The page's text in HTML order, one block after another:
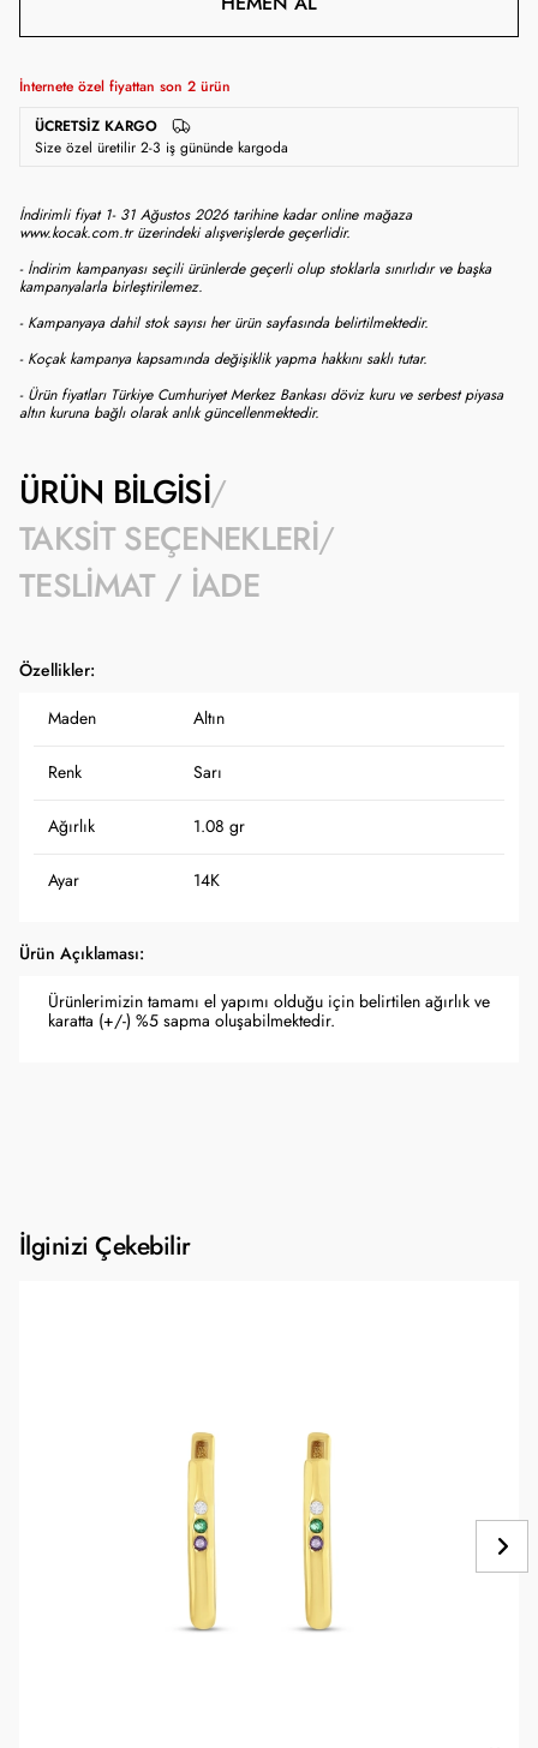
İnternete özel fiyattan son 2 ürün
ÜCRETSIZ KARGO
Size özel üretilir 2-3 iş gününde kargoda
İndirimli fiyat 1- 31 Ağustos 2026 tarihine kadar online mağaza
www.kocak.com.tr üzerindeki alışverişlerde geçerlidir.
- İndirim kampanyası seçili ürünlerde geçerli olup stoklarla sınırlıdır ve başka
kampanyalarla birleştirilemez.
- Kampanyaya dahil stok sayısı her ürün sayfasında belirtilmektedir.
- Koçak kampanya kapsamında değişiklik yapma hakkını saklı tutar.
- Ürün fiyatları Türkiye Cumhuriyet Merkez Bankası döviz kuru ve serbest piyasa
altın kuruna bağlı olarak anlık güncellenmektedir.
ÜRÜN BILGISI
TAKSIT SEÇENEKLERI
TESLIMAT / İADE
Özellikler:
Maden Altın
Renk Sarı
Ağırlık 1.08 gr
Ayar 14K
Ürün Açıklaması:
Ürünlerimizin tamamı el yapımı olduğu için belirtilen ağırlık ve
karatta (+/-) %5 sapma oluşabilmektedir.
İlginizi Çekebilir